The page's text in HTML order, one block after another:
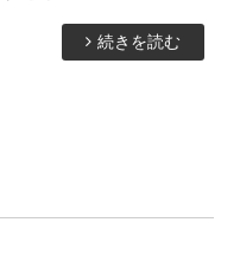
続きを読む